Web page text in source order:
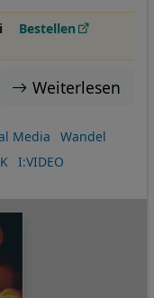
Bestellen
Weiterlesen
Media
Wandel
I:VIDEO